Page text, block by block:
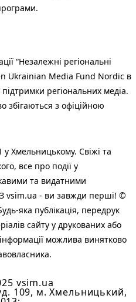
“Незалежні регіональні
Ukrainian Media Fund Nordic в
регіональних медіа.
збігаються з офіційною
Хмельницькому. Свіжі та
все про події у
та видатними
vsim.ua - ви завжди перші! ©
яка публiкацiя, передрук
сайту у друкованих або
можлива винятково
vsim.ua
109, м. Хмельницький,